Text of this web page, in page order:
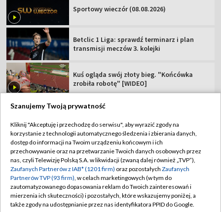
Sportowy wieczór (08.08.2026)
Betclic 1 Liga: sprawdź terminarz i plan
transmisji meczów 3. kolejki
Kuś ogląda swój złoty bieg. "Końcówka
zrobiła robotę" [WIDEO]
TVP
Abonament TVP
Sklep TVP
Biuro Reklamy
Oferta Handlowa
Regulamin TVP
Polityka prywatności
Moje zgody
Biuro reklamy
Szanujemy Twoją prywatność
Kliknij "Akceptuję i przechodzę do serwisu", aby wyrazić zgody na
korzystanie z technologii automatycznego śledzenia i zbierania danych,
dostęp do informacji na Twoim urządzeniu końcowym i ich
przechowywanie oraz na przetwarzanie Twoich danych osobowych przez
nas, czyli Telewizję Polską S.A. w likwidacji (zwaną dalej również „TVP”),
Zaufanych Partnerów z IAB* (1201 firm) oraz pozostałych Zaufanych
Partnerów TVP (93 firm), w celach marketingowych (w tym do
zautomatyzowanego dopasowania reklam do Twoich zainteresowań i
mierzenia ich skuteczności) i pozostałych, które wskazujemy poniżej, a
także zgody na udostępnianie przez nas identyfikatora PPID do Google.